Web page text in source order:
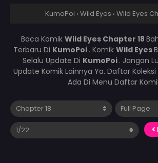
KumoPoi › Wild Eyes › Wild Eyes
Baca Komik Wild Eyes Chapter 18
Terbaru Di KumoPoi . Komik Wild Eyes
Selalu Update Di KumoPoi . Jangan
Update Komik Lainnya Ya. Daftar Koleksi
Ada Di Menu Daftar